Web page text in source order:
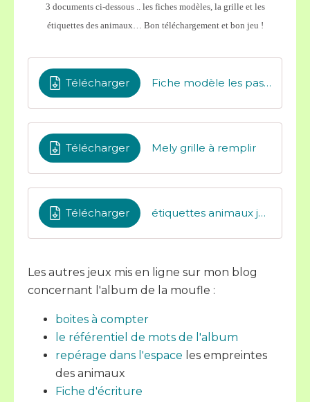
3 documents ci-dessous .. les fiches modèles, la grille et les
étiquettes des animaux… Bon téléchargement et bon jeu !
Télécharger Fiche modèle les pas des animaux
Télécharger Mely grille à remplir
Télécharger étiquettes animaux jeu repérage espace
Les autres jeux mis en ligne sur mon blog
concernant l'album de la moufle :
boites à compter
le référentiel de mots de l'album
repérage dans l'espace les empreintes
des animaux
Fiche d'écriture